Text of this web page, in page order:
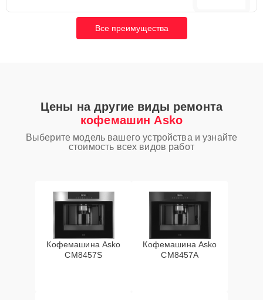
Все преимущества
Цены на другие виды ремонта
кофемашин Asko
Выберите модель вашего устройства и узнайте
стоимость всех видов работ
Кофемашина Asko
CM8457S
Кофемашина Asko
CM8457A